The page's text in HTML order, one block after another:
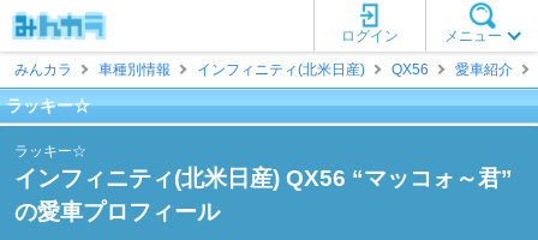
メニュー
ログイン
みんカラ
車種別情報 インフィニティ(北米日産) QX56 愛車紹介
ラッキー☆
ラッキー☆
インフィニティ(北米日産) QX56 “マッコォ～君”
の愛車プロフィール